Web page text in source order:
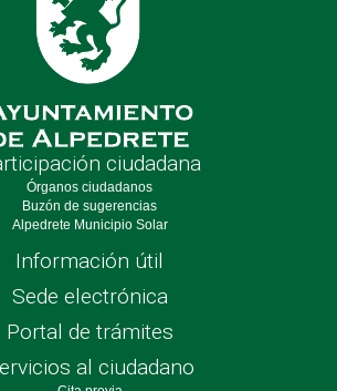
ciudadana
Órganos ciudadanos
Buzón de sugerencias
Alpedrete Municipio Solar
Información útil
Sede electrónica
Portal de trámites
al ciudadano